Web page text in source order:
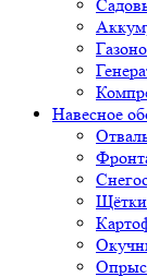
Навесное
Щётки